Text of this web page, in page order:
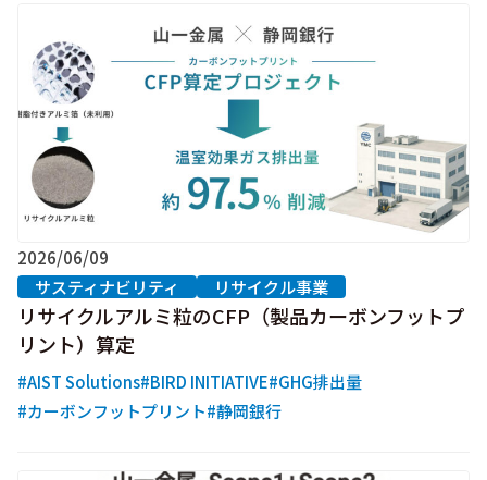
2026/06/09
サスティナビリティ
リサイクル事業
リサイクルアルミ粒のCFP（製品カーボンフットプ
リント）算定
#AIST Solutions#BIRD INITIATIVE#GHG排出量
#カーボンフットプリント#静岡銀行